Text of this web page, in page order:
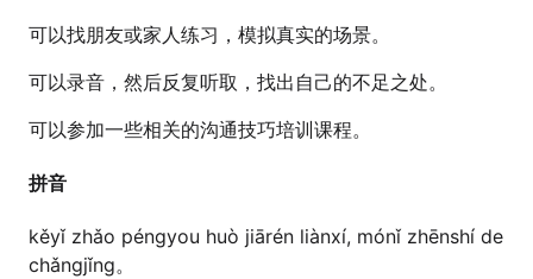
可以找朋友或家人练习，模拟真实的场景。
可以录音，然后反复听取，找出自己的不足之处。
可以参加一些相关的沟通技巧培训课程。
拼音
kěyǐ zhǎo péngyou huò jiārén liànxí, mónǐ zhēnshí de
chǎngjǐng。